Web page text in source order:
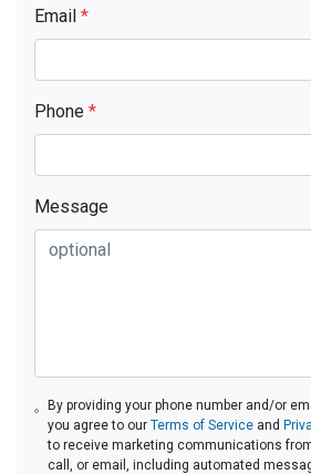
Email *
Phone *
Message
By providing your phone number and/or
you agree to ourTerms of Service and
to receive marketing communications
call, or email, including automated